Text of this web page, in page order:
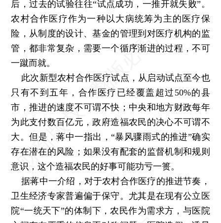
后，过去的试验往往“试点成功，一推开就失败”。
农村合作医疗作为一种以大病统筹为主的医疗保
险，从制度的设计、基金的管理到对医疗机构的监
管，都非常复杂，需要一个循序渐进的过程，不可
一蹴而就。
此次新型农村合作医疗试点，从启动试点至今也
只有不到五年，合作医疗已经覆盖超过50%的县
市，推进的速度不可谓不快；中央和地方财政每年
为此支付数百亿元，政府造福农民的决心不可谓不
大。但是，蒋中一指出，“暴风骤雨式的推进”确实
存在潜在的风险；如果没有配套的监督机制和规则
意识，这个造福农民的好事可能功亏一篑。
据蒋中一介绍，对于农村合作医疗的推进节奏，
卫生经济专家普遍偏于保守。尤其是在现有公立医
院“一统天下”的体制下，农民作为需求方，与医院